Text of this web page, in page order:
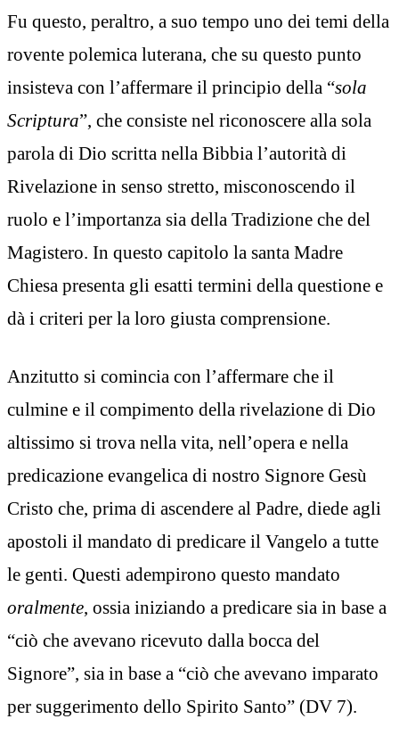
Fu questo, peraltro, a suo tempo uno dei temi della
rovente polemica luterana, che su questo punto
insisteva con l’affermare il principio della “sola
Scriptura”, che consiste nel riconoscere alla sola
parola di Dio scritta nella Bibbia l’autorità di
Rivelazione in senso stretto, misconoscendo il
ruolo e l’importanza sia della Tradizione che del
Magistero. In questo capitolo la santa Madre
Chiesa presenta gli esatti termini della questione e
dà i criteri per la loro giusta comprensione.
Anzitutto si comincia con l’affermare che il
culmine e il compimento della rivelazione di Dio
altissimo si trova nella vita, nell’opera e nella
predicazione evangelica di nostro Signore Gesù
Cristo che, prima di ascendere al Padre, diede agli
apostoli il mandato di predicare il Vangelo a tutte
le genti. Questi adempirono questo mandato
oralmente, ossia iniziando a predicare sia in base a
“ciò che avevano ricevuto dalla bocca del
Signore”, sia in base a “ciò che avevano imparato
per suggerimento dello Spirito Santo” (DV 7).